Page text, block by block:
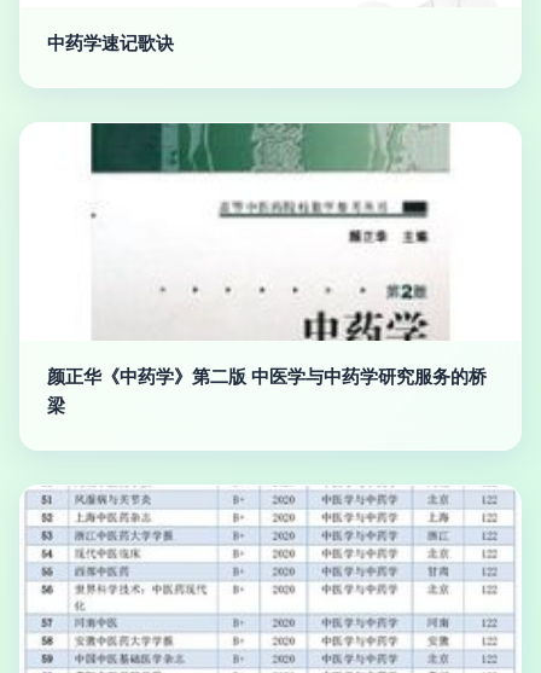
中药学速记歌诀
颜正华《中药学》第二版 中医学与中药学研究服务的桥
梁